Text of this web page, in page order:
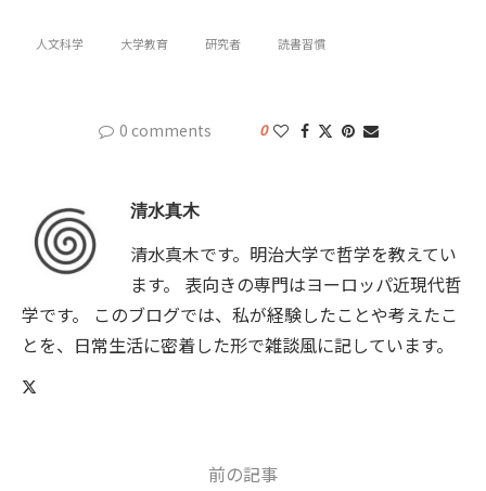
人文科学 大学教育 研究者 読書習慣
0 comments 0
清水真木
清水真木です。明治大学で哲学を教えてい
ます。 表向きの専門はヨーロッパ近現代哲
学です。 このブログでは、私が経験したことや考えたこ
とを、日常生活に密着した形で雑談風に記しています。
前の記事